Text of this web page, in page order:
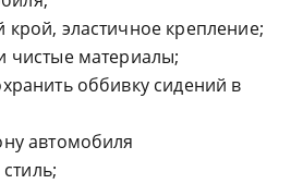
эластичное крепление;
чистые материалы;
оббивку сидений в
автомобиля